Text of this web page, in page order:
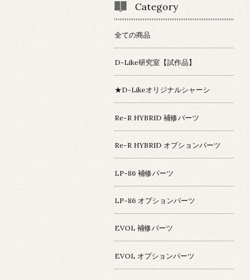
Category
全ての商品
D-Like研究室【試作品】
★D-Likeオリジナルシャーシ
Re-R HYBRID 補修パーツ
Re-R HYBRID オプションパーツ
LP-86 補修パーツ
LP-86 オプションパーツ
EVOL 補修パーツ
EVOL オプションパーツ